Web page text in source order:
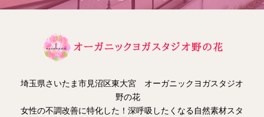
埼玉県さいたま市見沼区東大宮 オーガニックヨガスタジオ
野の花
女性の不調改善に特化した！深呼吸したくなる自然素材スタ